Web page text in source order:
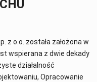
z o.o. została założona w
wspierana z dwie dekady
działalność
Opracowanie